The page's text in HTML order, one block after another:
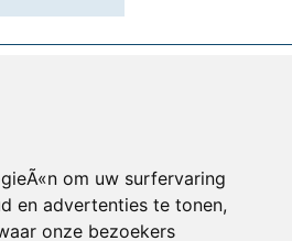
om uw surfervaring
en advertenties te tonen,
onze bezoekers